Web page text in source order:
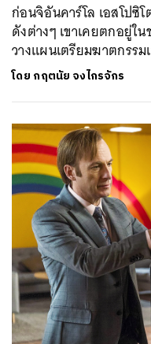
ก่อนจิอันคาร์โล เอสโปซิ
ดังต่างๆ เขาเคยตกอยู่ใ
วางแผนเตรียมฆาตกรร
โดย กฤตนัย จงไกรจักร
ค้นหา